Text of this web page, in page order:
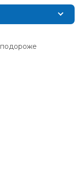
подороже